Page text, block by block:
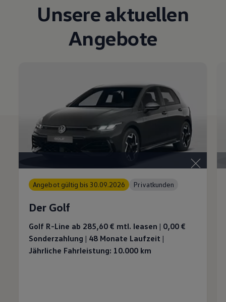
Unsere aktuellen
Angebote
Angebot gültig bis 30.09.2026 Privatkunden
Der Golf
Golf R-Line ab 285,60 € mtl. leasen | 0,00 €
Sonderzahlung | 48 Monate Laufzeit |
Jährliche Fahrleistung: 10.000 km